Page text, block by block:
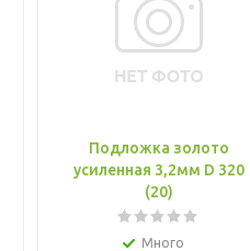
Подложка золото
усиленная 3,2мм D 320
(20)
Много